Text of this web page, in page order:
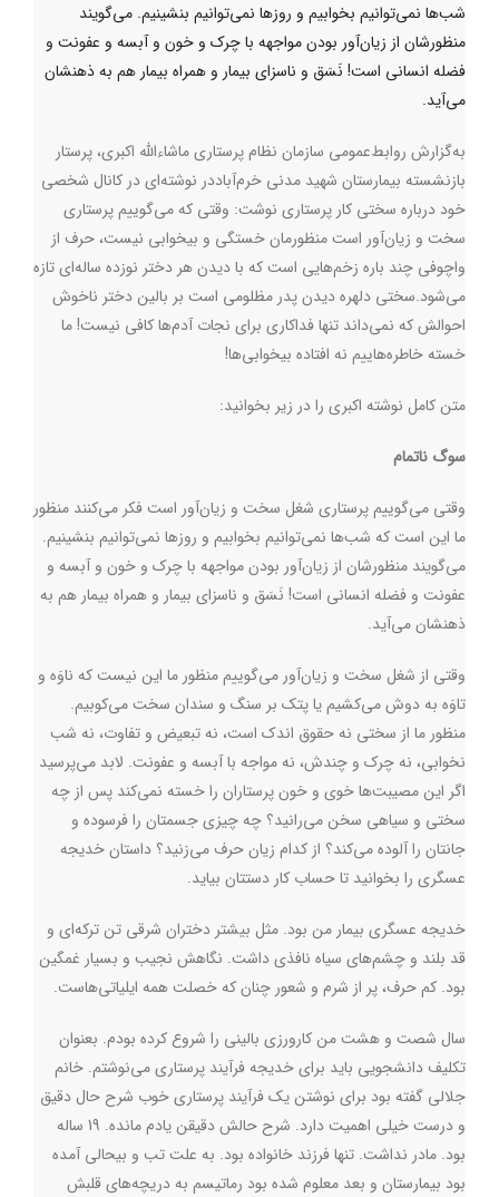
شب‌ها نمی‌توانیم بخوابیم و روزها نمی‌توانیم بنشینیم. می‌گویند
منظورشان از زیان‌آور بودن مواجهه با چرک و خون و آبسه و عفونت و
فضله انسانی است! نَسَق و ناسزای بیمار و همراه بیمار هم به ذهنشان
می‌آید.
به‌گزارش روابط‌عمومی سازمان نظام پرستاری ماشاءالله اکبری، پرستار
بازنشسته بیمارستان شهید مدنی خرم‌آباددر نوشته‌ای در کانال شخصی
خود درباره سختی کار پرستاری نوشت: وقتی که می‌گوییم پرستاری
سخت و زیان‌آور است منظورمان خستگی و بیخوابی نیست، حرف از
واچوفی چند باره زخم‌هایی است که با دیدن هر دختر نوزده ساله‌‌ای تازه
می‌شود.سختی دلهره دیدن پدر مظلومی است بر بالین دختر ناخوش
احوالش که نمی‌داند تنها فداکاری برای نجات آدم‌ها کافی نیست! ما
خسته خاطره‌هاییم نه افتاده بیخوابی‌ها!
متن کامل نوشته اکبری را در زیر بخوانید:
سوگ ناتمام
وقتی می‌گوییم پرستاری شغل سخت و زیان‌آور است فکر می‌کنند منظور
ما این است که شب‌ها نمی‌توانیم بخوابیم و روزها نمی‌توانیم بنشینیم.
می‌گویند منظورشان از زیان‌آور بودن مواجهه با چرک و خون و آبسه و
عفونت و فضله انسانی است! نَسَق و ناسزای بیمار و همراه بیمار هم به
ذهنشان می‌آید.
وقتی از شغل سخت و زیان‌آور می‌گوییم منظور ما این نیست که ناوَه و
تاوَه به دوش می‌کشیم یا پتک بر سنگ و سندان سخت می‌کوبیم.
منظور ما از سختی نه حقوق اندک است، نه تبعیض و تفاوت، نه شب
نخوابی، نه چرک و چندش، نه مواجه با آبسه و عفونت. لابد می‌پرسید
اگر این مصیبت‌ها خوی و خون پرستاران را خسته نمی‌کند پس از چه
سختی و سیاهی سخن می‌رانید؟ چه چیزی جسمتان را فرسوده و
جانتان را آلوده می‌کند؟ از کدام زیان‌ حرف می‌زنید؟ داستان خدیجه
عسگری را بخوانید تا حساب کار دستتان بیاید.
خدیجه عسگری بیمار من بود. مثل بیشتر دختران شرقی تن ترکه‌ای و
قد بلند و چشم‌های سیاه نافذی داشت. نگاهش نجیب و بسیار غمگین
بود. کم حرف، پر از شرم و شعور چنان که خصلت همه ایلیاتی‌هاست.
سال شصت و هشت من کارورزی بالینی را شروع کرده بودم. بعنوان
تکلیف دانشجویی باید برای خدیجه فرآیند پرستاری می‌نوشتم. خانم
جلالی گفته بود برای نوشتن یک فرآیند پرستاری خوب شرح حال دقیق
و درست خیلی اهمیت دارد. شرح حالش دقیقن یادم مانده. 19 ساله
بود. مادر نداشت. تنها فرزند خانواده بود. به علت تب و بیحالی آمده
بود بیمارستان و بعد معلوم شده بود رماتیسم به دریچه‌های قلبش